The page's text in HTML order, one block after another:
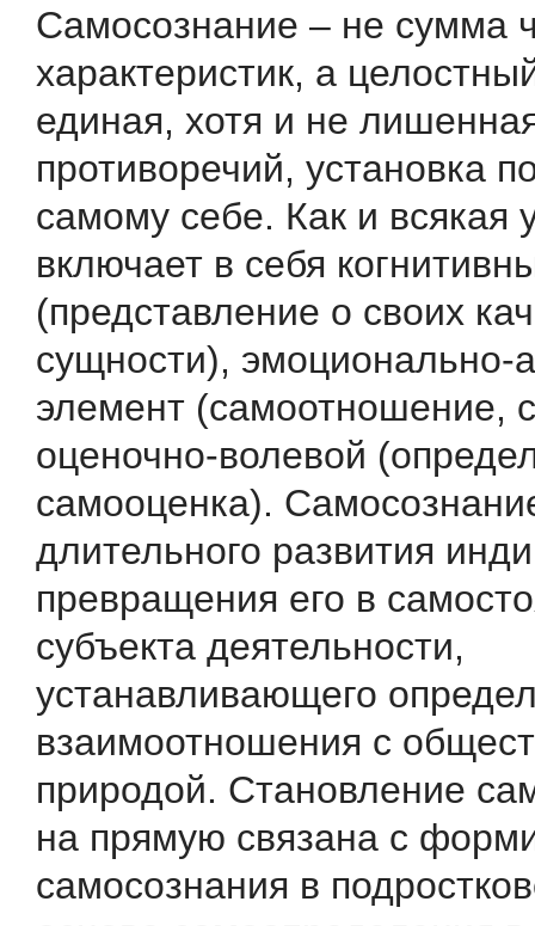
Самосознание – не сумма
характеристик, а
единая, хотя и не
противоречий, установка
самому себе. Как и всякая
включает в себя
(представление о своих
сущности),
элемент (самоотношение,
оценочно-волевой
самооценка).
длительного развития
превращения его в
субъекта деятельности,
устанавливающего
взаимоотношения с
природой. Становление
на прямую связана с
самосознания в